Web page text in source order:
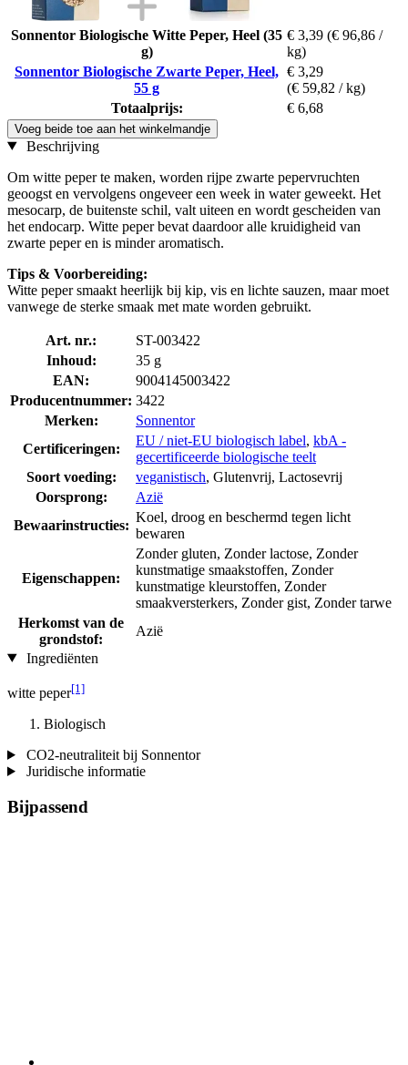
Sonnentor Biologische Witte Peper, Heel (35
g)
€ 3,39 (€ 96,86 /
kg)
Sonnentor Biologische Zwarte Peper, Heel,
55 g
€ 3,29
(€ 59,82 / kg)
Totaalprijs:
€ 6,68
Voeg beide toe aan het winkelmandje
Beschrijving
Om witte peper te maken, worden rijpe zwarte pepervruchten
geoogst en vervolgens ongeveer een week in water geweekt. Het
mesocarp, de buitenste schil, valt uiteen en wordt gescheiden van
het endocarp. Witte peper bevat daardoor alle kruidigheid van
zwarte peper en is minder aromatisch.
Tips & Voorbereiding:
Witte peper smaakt heerlijk bij kip, vis en lichte sauzen, maar moet
vanwege de sterke smaak met mate worden gebruikt.
Art. nr.:
ST-003422
Inhoud:
35 g
EAN:
9004145003422
Producentnummer: 3422
Merken:
Sonnentor
Certificeringen:
EU / niet-EU biologisch label, kbA -
gecertificeerde biologische teelt
Soort voeding:
veganistisch, Glutenvrij, Lactosevrij
Oorsprong:
Azië
Bewaarinstructies:
Koel, droog en beschermd tegen licht
bewaren
Eigenschappen:
Zonder gluten, Zonder lactose, Zonder
kunstmatige smaakstoffen, Zonder
kunstmatige kleurstoffen, Zonder
smaakversterkers, Zonder gist, Zonder tarwe
Herkomst van de
grondstof:
Azië
Ingrediënten
witte peper[1]
Biologisch
CO2-neutraliteit bij Sonnentor
Juridische informatie
Bijpassend